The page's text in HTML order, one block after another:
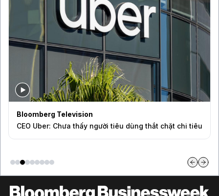
Bloomberg Television
CEO Uber: Chưa thấy người tiêu dùng thắt chặt chi tiêu